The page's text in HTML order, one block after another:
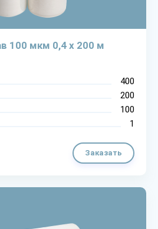
100 мкм 0,4 х 200 м
400
200
100
1
Заказать